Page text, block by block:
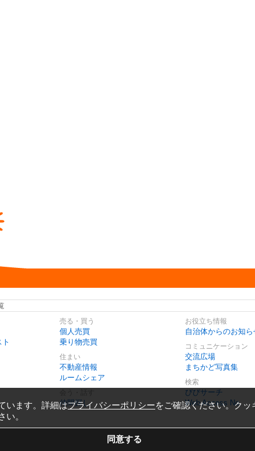
売る・買う
個人売買
乗り物売買
住まい
不動産情報
ルームシェア
仲間探し
お役立ち情報
自治体からのお知ら
コミュニケーション
交流広場
まちかど写真集
検索
びびサーチ
Web Access No.
います。詳細はプライバシーポリシーをご確認ください。ク
。